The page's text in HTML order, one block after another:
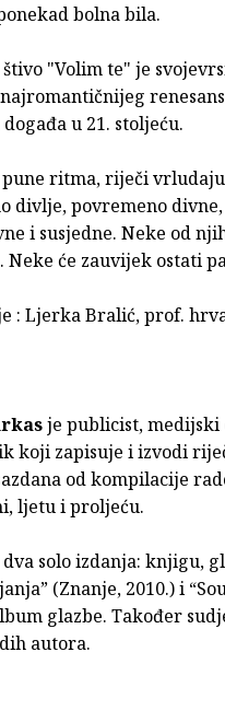
bolna bila.
"Volim te" je
u 21. stoljeću.
pune ritma, riječi
divlje, povremeno
i susjedne. Neke od
Neke će zauvijek ostati
: Ljerka Bralić, prof.
je publicist,
koji zapisuje i izvodi
od kompilacije
ljetu i proljeću.
solo izdanja: knjigu,
(Znanje, 2010.) i
glazbe. Također
autora.